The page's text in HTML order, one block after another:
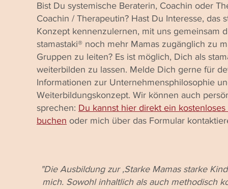
Bist Du systemische Beraterin, Coachin oder
Coachin / Therapeutin? Hast Du Interesse, das
Konzept kennenzulernen, mit uns gemeinsam
stamastaki® noch mehr Mamas zugänglich zu
Gruppen zu leiten? Es ist möglich, Dich als
weiterbilden zu lassen. Melde Dich gerne für
Informationen zur Unternehmensphilosophie
Weiterbildungskonzept. Wir können auch
sprechen: Du kannst hier direkt ein
buchen oder mich über das Formular
"Die Ausbildung zur ‚Starke Mamas starke
mich. Sowohl inhaltlich als auch methodisch